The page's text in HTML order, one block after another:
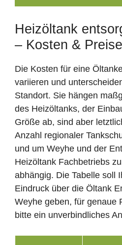
Heizöltank
– Kosten &
Die Kosten für eine
variieren und
Standort. Sie hängen
des Heizöltanks, der
Größe ab, sind aber
Anzahl regionaler
und um Weyhe und der
Heizöltank Fachbetriebs
abhängig. Die Tabelle soll
Eindruck über die Öltank
Weyhe geben, für genaue
bitte ein unverbindliches